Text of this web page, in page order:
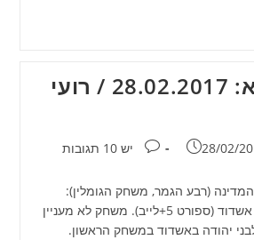
אירועי דיומא: 28.02.2017 / רועי
28/02/ תגובות:
יש 10 תגובות
(רבע הגמר, משחק הגומלין):
20:55-בני יהודה-מ.ס אשדוד (ספורט 5+לייב). משחק לא מעניין
אחרי ה-1-4 לבני יהודה באשדוד במשחק הראשון.